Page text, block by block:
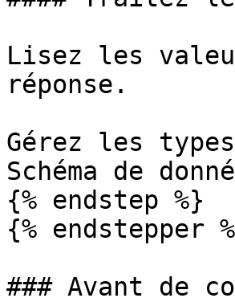
Lisez les
réponse.
Gérez les
Schéma de
{% endstep %}
{% endstepper
### Avant de